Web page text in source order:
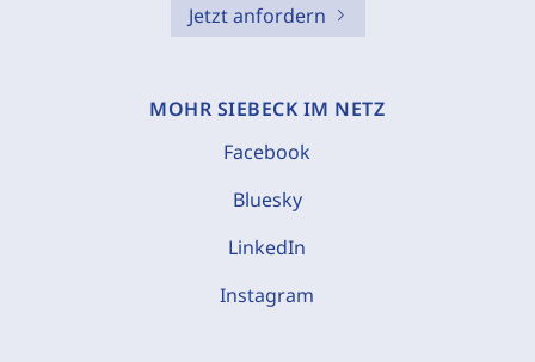
Jetzt anfordern
MOHR SIEBECK IM NETZ
Facebook
Bluesky
LinkedIn
Instagram